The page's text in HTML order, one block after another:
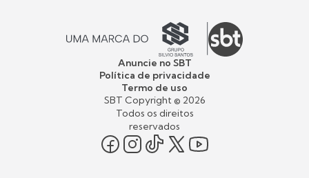
Anuncie no SBT
Política de privacidade
Termo de uso
SBT Copyright © 2026
Todos os direitos
reservados